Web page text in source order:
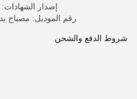
إصدار الشهادات: High-tech Enterprise Certificate
رقم الموديل: مصباح
شروط الدفع والشحن